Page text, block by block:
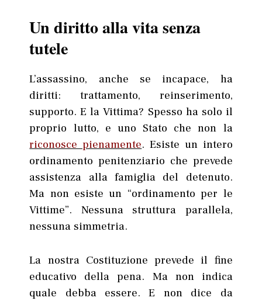
Un diritto alla vita senza
tutele
L’assassino, anche se incapace, ha
diritti: trattamento, reinserimento,
supporto. E la Vittima? Spesso ha solo il
proprio lutto, e uno Stato che non la
riconosce pienamente. Esiste un intero
ordinamento penitenziario che prevede
assistenza alla famiglia del detenuto.
Ma non esiste un “ordinamento per le
Vittime”. Nessuna struttura parallela,
nessuna simmetria.
La nostra Costituzione prevede il fine
educativo della pena. Ma non indica
quale debba essere. E non dice da